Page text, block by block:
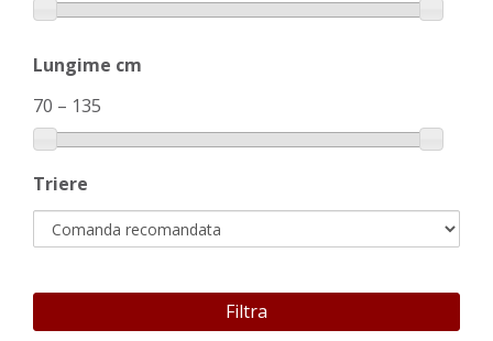
Lungime cm
70 – 135
Triere
Filtra